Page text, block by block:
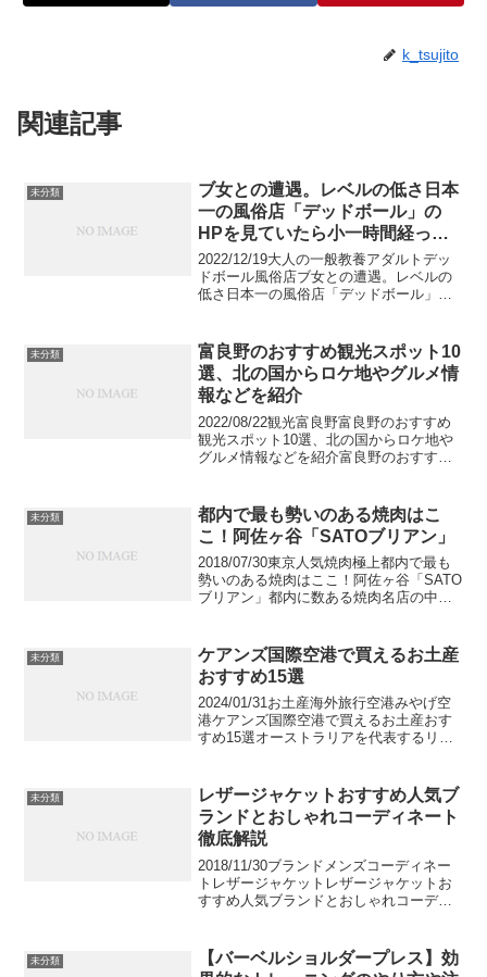
k_tsujito
関連記事
未分類
ブ女との遭遇。レベルの低さ日本
一の風俗店「デッドボール」の
HPを見ていたら小一時間経って
いた。
2022/12/19大人の一般教養アダルトデッ
ドボール風俗店ブ女との遭遇。レベルの
低さ日本一の風俗店「デッドボール」の
ご存知でしょうか？完成度の高いレベル
の低さを誇るデ...
未分類
富良野のおすすめ観光スポット10
選、北の国からロケ地やグルメ情
報などを紹介
2022/08/22観光富良野富良野のおすすめ
観光スポット10選、北の国からロケ地や
グルメ情報などを紹介富良野のおすすめ
エリアで魅力的な観光スポットも多くそ
ろっていま...
未分類
都内で最も勢いのある焼肉はこ
こ！阿佐ヶ谷「SATOブリアン」
2018/07/30東京人気焼肉極上都内で最も
勢いのある焼肉はここ！阿佐ヶ谷「SATO
ブリアン」都内に数ある焼肉名店の中か
林玲美＠フードアナリスト6,346view...
未分類
ケアンズ国際空港で買えるお土産
おすすめ15選
2024/01/31お土産海外旅行空港みやげ空
港ケアンズ国際空港で買えるお土産おす
すめ15選オーストラリアを代表するリゾ
yukib48,385viewsB!アイキャッチ画像出
典：...
未分類
レザージャケットおすすめ人気ブ
ランドとおしゃれコーディネート
徹底解説
2018/11/30ブランドメンズコーディネー
トレザージャケットレザージャケットお
すすめ人気ブランドとおしゃれコーディ
ブランドのレザージャケットを紹介した
後に、インナー...
未分類
【バーベルショルダープレス】効